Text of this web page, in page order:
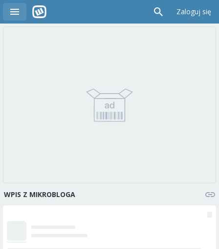
Zaloguj się
WPIS Z MIKROBLOGA